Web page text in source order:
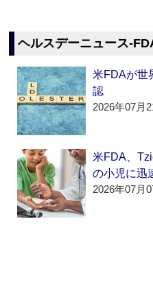
ヘルスデーニュース
米FDAが世
認
2026年07月
米FDA、
の小児に迅
2026年07月